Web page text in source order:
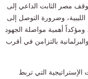
مصر الثابت الداعي إلى
وضرورة التوصل إلى
أهمية مواصلة الجهود
بالتزامن في أقرب
الإستراتيجية التي تربط